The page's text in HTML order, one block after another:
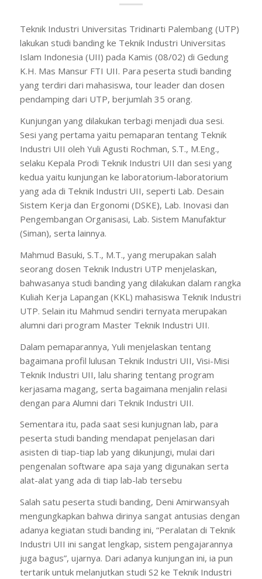
Teknik Industri Universitas Tridinarti Palembang (UTP)
lakukan studi banding ke Teknik Industri Universitas
Islam Indonesia (UII) pada Kamis (08/02) di Gedung
K.H. Mas Mansur FTI UII. Para peserta studi banding
yang terdiri dari mahasiswa, tour leader dan dosen
pendamping dari UTP, berjumlah 35 orang.
Kunjungan yang dilakukan terbagi menjadi dua sesi.
Sesi yang pertama yaitu pemaparan tentang Teknik
Industri UII oleh Yuli Agusti Rochman, S.T., M.Eng.,
selaku Kepala Prodi Teknik Industri UII dan sesi yang
kedua yaitu kunjungan ke laboratorium-laboratorium
yang ada di Teknik Industri UII, seperti Lab. Desain
Sistem Kerja dan Ergonomi (DSKE), Lab. Inovasi dan
Pengembangan Organisasi, Lab. Sistem Manufaktur
(Siman), serta lainnya.
Mahmud Basuki, S.T., M.T., yang merupakan salah
seorang dosen Teknik Industri UTP menjelaskan,
bahwasanya studi banding yang dilakukan dalam rangka
Kuliah Kerja Lapangan (KKL) mahasiswa Teknik Industri
UTP. Selain itu Mahmud sendiri ternyata merupakan
alumni dari program Master Teknik Industri UII.
Dalam pemaparannya, Yuli menjelaskan tentang
bagaimana profil lulusan Teknik Industri UII, Visi-Misi
Teknik Industri UII, lalu sharing tentang program
kerjasama magang, serta bagaimana menjalin relasi
dengan para Alumni dari Teknik Industri UII.
Sementara itu, pada saat sesi kunjugnan lab, para
peserta studi banding mendapat penjelasan dari
asisten di tiap-tiap lab yang dikunjungi, mulai dari
pengenalan software apa saja yang digunakan serta
alat-alat yang ada di tiap lab-lab tersebu
Salah satu peserta studi banding, Deni Amirwansyah
mengungkapkan bahwa dirinya sangat antusias dengan
adanya kegiatan studi banding ini, “Peralatan di Teknik
Industri UII ini sangat lengkap, sistem pengajarannya
juga bagus”, ujarnya. Dari adanya kunjungan ini, ia pun
tertarik untuk melanjutkan studi S2 ke Teknik Industri